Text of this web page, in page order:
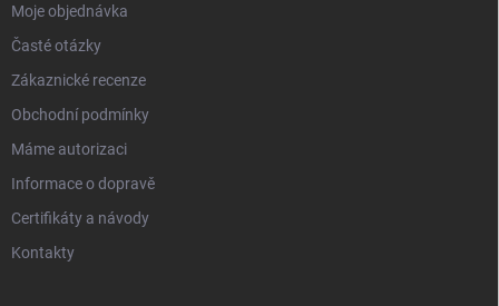
Moje objednávka
Časté otázky
Zákaznické recenze
Obchodní podmínky
Máme autorizaci
Informace o dopravě
Certifikáty a návody
Kontakty